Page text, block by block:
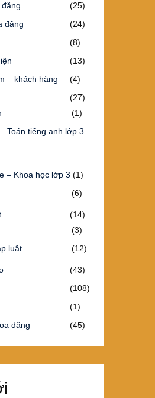
(25)
đăng
(24)
(8)
(13)
– khách hàng
(4)
(27)
(1)
Toán tiếng anh lớp 3
– Khoa học lớp 3 (1)
(6)
(14)
(3)
luật
(12)
(43)
(108)
(1)
đăng
(45)